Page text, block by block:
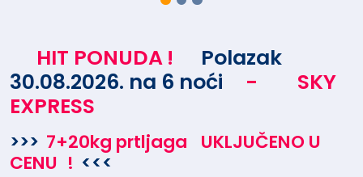
HIT PONUDA !
Polazak
30.08.2026. na 6 noći
-
SKY
EXPRESS
>>> 7+20kg prtljaga
UKLJUČENO U
CENU ! <<<